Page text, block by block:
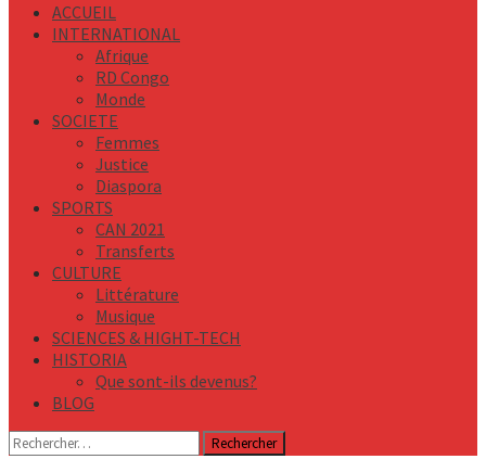
ACCUEIL
INTERNATIONAL
Afrique
RD Congo
Monde
SOCIETE
Femmes
Justice
Diaspora
SPORTS
CAN 2021
Transferts
CULTURE
Littérature
Musique
SCIENCES & HIGHT-TECH
HISTORIA
Que sont-ils devenus?
BLOG
Rechercher :